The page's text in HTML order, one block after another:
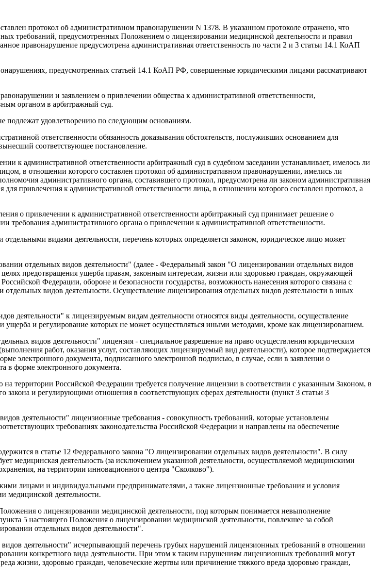
протокол об административном правонарушении N 1378. В указанном протоколе отражено, что
требований, предусмотренных Положением о лицензировании медицинской деятельности и правил
правонарушение предусмотрена административная ответственность по части 2 и 3 статьи 14.1 КоАП
предусмотренных статьей 14.1 КоАП РФ, совершенные юридическими лицами рассматривают
и заявлением о привлечении общества к административной ответственности,
органом в арбитражный суд.
подлежат удовлетворению по следующим основаниям.
ответственности обязанность доказывания обстоятельств, послуживших основанием для
соответствующее постановление.
к административной ответственности арбитражный суд в судебном заседании устанавливает, имелось ли
в отношении которого составлен протокол об административном правонарушении, имелись ли
административного органа, составившего протокол, предусмотрена ли законом административная
привлечения к административной ответственности лица, в отношении которого составлен протокол, а
о привлечении к административной ответственности арбитражный суд принимает решение о
требования административного органа о привлечении к административной ответственности.
видами деятельности, перечень которых определяется законом, юридическое лицо может
отдельных видов деятельности" (далее - Федеральный закон "О лицензировании отдельных видов
целях предотвращения ущерба правам, законным интересам, жизни или здоровью граждан, окружающей
Федерации, обороне и безопасности государства, возможность нанесения которого связана с
видов деятельности. Осуществление лицензирования отдельных видов деятельности в иных
деятельности" к лицензируемым видам деятельности относятся виды деятельности, осуществление
ущерба и регулирование которых не может осуществляться иными методами, кроме как лицензированием.
видов деятельности" лицензия - специальное разрешение на право осуществления юридическим
работ, оказания услуг, составляющих лицензируемый вид деятельности), которое подтверждается
электронного документа, подписанного электронной подписью, в случае, если в заявлении о
в форме электронного документа.
территории Российской Федерации требуется получение лицензии в соответствии с указанным Законом, в
закона и регулирующими отношения в соответствующих сферах деятельности (пункт 3 статьи 3
деятельности" лицензионные требования - совокупность требований, которые установлены
требованиях законодательства Российской Федерации и направлены на обеспечение
в статье 12 Федерального закона "О лицензировании отдельных видов деятельности". В силу
медицинская деятельность (за исключением указанной деятельности, осуществляемой медицинскими
на территории инновационного центра "Сколково").
лицами и индивидуальными предпринимателями, а также лицензионные требования и условия
медицинской деятельности.
о лицензировании медицинской деятельности, под которым понимается невыполнение
5 настоящего Положения о лицензировании медицинской деятельности, повлекшее за собой
отдельных видов деятельности".
деятельности" исчерпывающий перечень грубых нарушений лицензионных требований в отношении
конкретного вида деятельности. При этом к таким нарушениям лицензионных требований могут
жизни, здоровью граждан, человеческие жертвы или причинение тяжкого вреда здоровью граждан,